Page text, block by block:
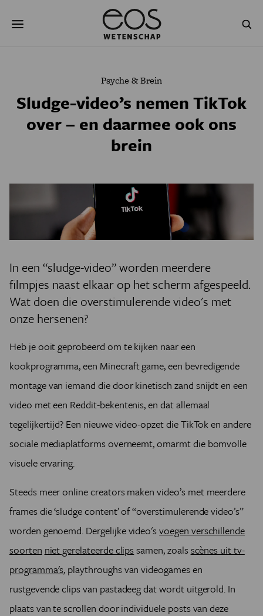
naar
NATUURWETENSCHAPPEN GESCHIEDENIS
PODCAST AGENDA
JONGE UITDAGERS
Psyche & Brein
Sludge-video’s nemen TikTok
over – en daarmee ook ons
brein
In een “sludge-video”worden meerdere
filmpjes naast elkaar op het scherm afgespeeld.
Wat doen die overstimulerende video's met
onze hersenen?
Heb je ooit geprobeerd om te kijken naar een
kookprogramma, een Minecraft game, een bevredigende
montage van iemand die door kinetisch zand snijdt en een
video met een Reddit-bekentenis, en dat allemaal
tegelijkertijd? Een nieuwe video-opzet die TikTok en andere
sociale mediaplatforms overneemt, omarmt die bomvolle
visuele ervaring.
Steeds meer online creators maken video’s met meerdere
frames die ‘sludge content’ of “overstimulerende video’s”
worden genoemd. Dergelijke video'svoegen verschillende
soorten niet gerelateerde clipssamen, zoalsscènes uit tv-
programma's, playthroughs van videogames en
rustgevende clips van pastadeeg dat wordt uitgerold. In
plaats van te scrollen door individuele posts van deze